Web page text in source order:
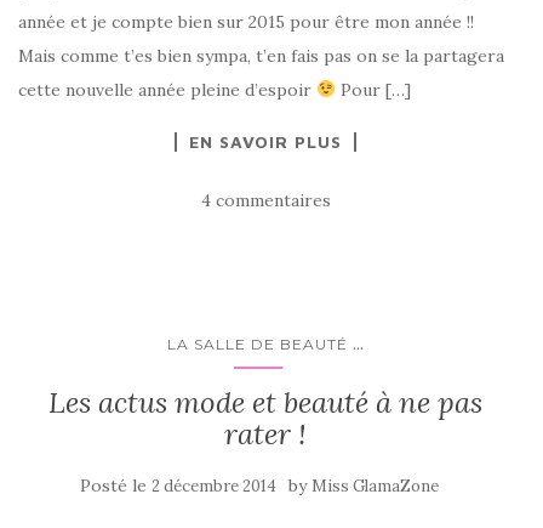
année et je compte bien sur 2015 pour être mon année !!
Mais comme t’es bien sympa, t’en fais pas on se la partagera
cette nouvelle année pleine d’espoir
Pour […]
EN SAVOIR PLUS
4 commentaires
LA SALLE DE BEAUTÉ ...
Les actus mode et beauté à ne pas
rater !
Posté le 2 décembre 2014 by Miss GlamaZone